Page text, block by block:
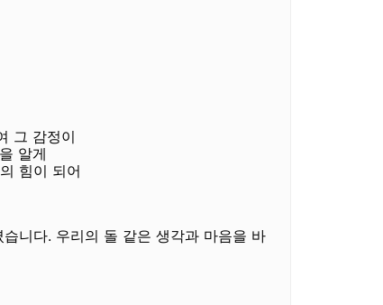
그 감정이
알게
힘이 되어
습니다. 우리의 돌 같은 생각과 마음을 바